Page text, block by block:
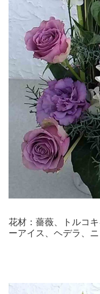
花材：薔薇、トルコ
ーアイス、ヘデラ、